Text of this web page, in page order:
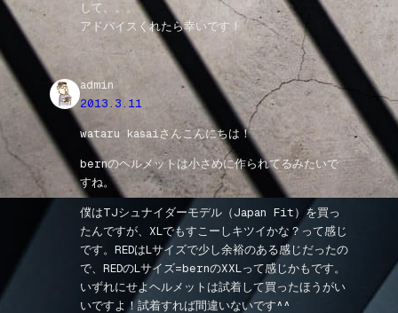
して。。。
アドバイスくれたら幸いです！
admin
2013.3.11
wataru kasaiさんこんにちは！
bernのヘルメットは小さめに作られてるみたいで
すね。
僕はTJシュナイダーモデル（Japan Fit）を買っ
たんですが、XLでもすこーしキツイかな？って感じ
です。REDはLサイズで少し余裕のある感じだったの
で、REDのLサイズ=bernのXXLって感じかもです。
いずれにせよヘルメットは試着して買ったほうがい
いですよ！試着すれば間違いないです^^